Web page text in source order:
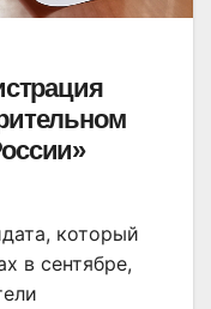
который
в сентябре,